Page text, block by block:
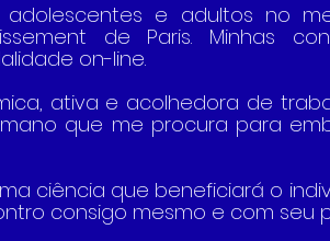
adolescentes e adultos no
de Paris. Minhas
on-line.
ativa e acolhedora de
que me procura para
ciência que beneficiará o
consigo mesmo e com seu